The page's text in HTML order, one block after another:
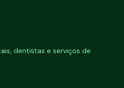
dentistas e serviços de